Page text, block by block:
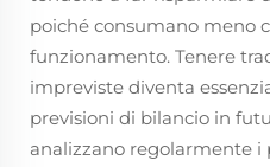
poiché consumano meno
funzionamento. Tenere
impreviste diventa
previsioni di bilancio in
analizzano regolarmente i